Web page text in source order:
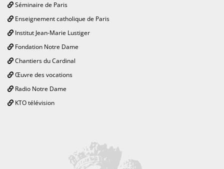
Séminaire de Paris
Enseignement catholique de Paris
Institut Jean-Marie Lustiger
Fondation Notre Dame
Chantiers du Cardinal
Œuvre des vocations
Radio Notre Dame
KTO télévision